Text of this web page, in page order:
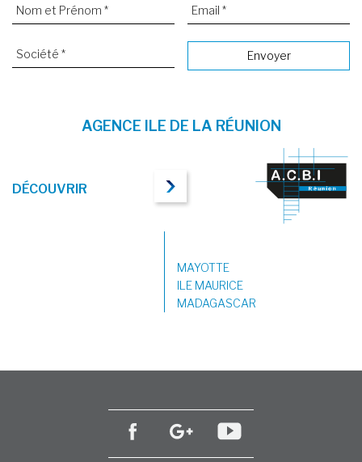
AGENCE ILE DE LA RÉUNION
DÉCOUVRIR
MAYOTTE
ILE MAURICE
MADAGASCAR